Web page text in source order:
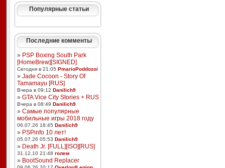
Популярные статьи
Последние комменты
» PSP Boxing South Park
[HomeBrew][SIGNED]
Сегодня в 21:05 PmarioPoddozoi
» Jade Cocoon - Story Of
Tamamayu [RUS]
Вчера в 09:12 Danilich9
» GTA Vice City Stories + RUS
Вчера в 08:49 Danilich9
» Самые популярные
мобильные игры 2018 году
06.07.26 18:45 Danilich9
» PSPinfo 10 лет!
05.07.26 05:53 Danilich9
» Death Jr. [FULL][ISO][RUS]
31.12.10 21:48 голем
» BootSound Replacer